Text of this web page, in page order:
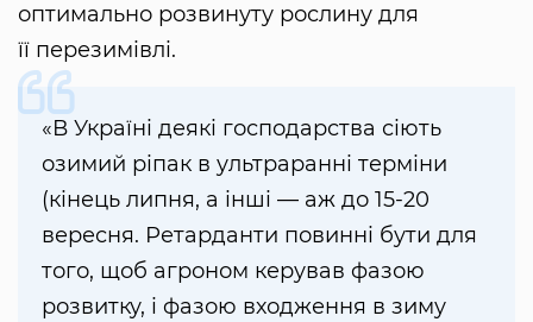
оптимально розвинуту рослину для
її перезимівлі.
«В Україні деякі господарства сіють
озимий ріпак в ультраранні терміни
(кінець липня, а інші — аж до 15-20
вересня. Ретарданти повинні бути для
того, щоб агроном керував фазою
розвитку, і фазою входження в зиму